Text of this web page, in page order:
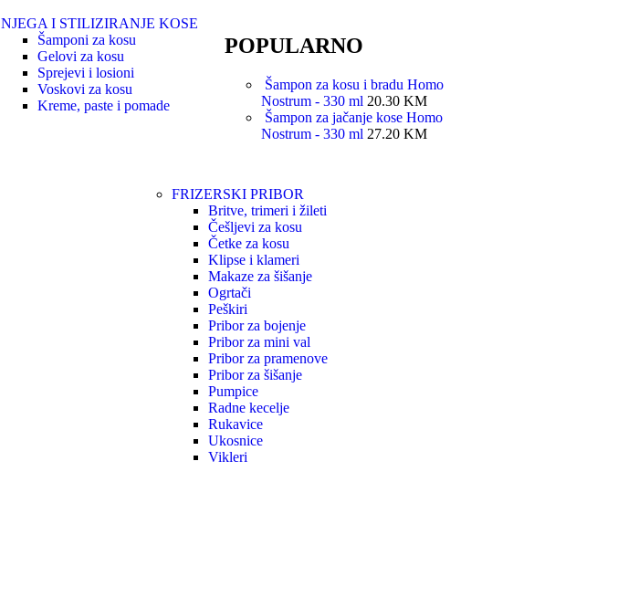
NJEGA I STILIZIRANJE KOSE
Šamponi za kosu
Gelovi za kosu
Sprejevi i losioni
Voskovi za kosu
Kreme, paste i pomade
POPULARNO
Šampon za kosu i bradu Homo
Nostrum - 330 ml 20.30 KM
Šampon za jačanje kose Homo
Nostrum - 330 ml 27.20 KM
FRIZERSKI PRIBOR
Britve, trimeri i žileti
Češljevi za kosu
Četke za kosu
Klipse i klameri
Makaze za šišanje
Ogrtači
Peškiri
Pribor za bojenje
Pribor za mini val
Pribor za pramenove
Pribor za šišanje
Pumpice
Radne kecelje
Rukavice
Ukosnice
Vikleri